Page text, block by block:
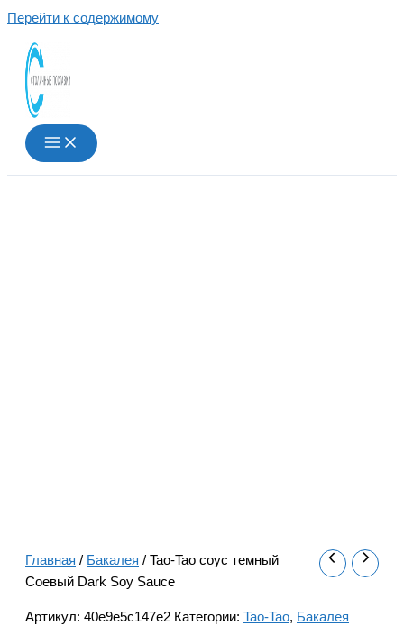
Перейти к содержимому
Главная / Бакалея / Tao-Tao соус темный
Соевый Dark Soy Sauce
Артикул: 40e9e5c147e2 Категории: Tao-Tao, Бакалея